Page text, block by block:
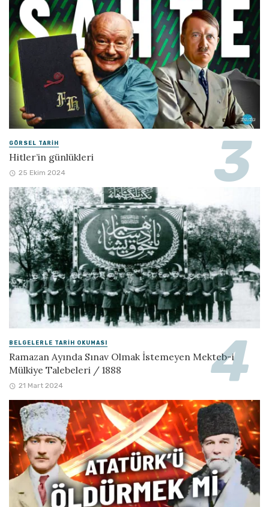
GÖRSEL TARIH
Hitler’in günlükleri
25 Ekim 2024
BELGELERLE TARIH OKUMASI
Ramazan Ayında Sınav Olmak İstemeyen Mekteb-i
Mülkiye Talebeleri / 1888
21 Mart 2024